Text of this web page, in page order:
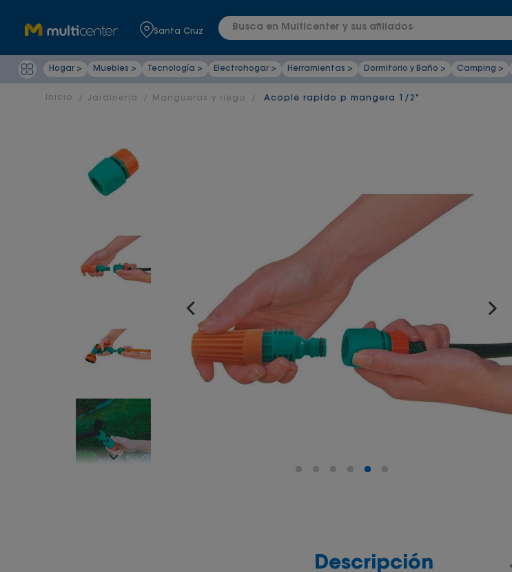
Santa Cruz
Busca en Multicenter y sus afiliados
Hogar > Muebles > Tecnología > Electrohogar > Herramientas > Dormitorio y Baño > Camping >
Jardineria Mangueras y riego Acople rapido p mangera 1/2"
Descripción